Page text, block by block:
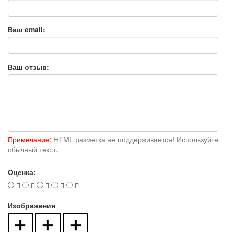
Ваш email:
Ваш отзыв:
Примечание: HTML разметка не поддерживается! Используйте
обычный текст.
Оценка:
Изображения